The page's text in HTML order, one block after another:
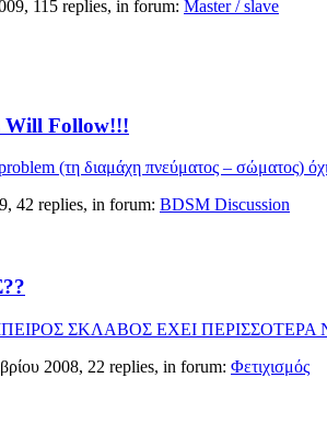
, 115 replies, in forum: Master / slave
Will Follow!!!
(τη διαμάχη πνεύματος – σώματος)
, 42 replies, in forum: BDSM Discussion
ΣΚΛΑΒΟΣ ΕΧΕΙ
2008, 22 replies, in forum: Φετιχισμός